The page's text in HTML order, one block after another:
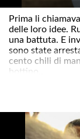
Prima li
delle loro idee.
una battuta. E
sono state
cento chili di
bottino..